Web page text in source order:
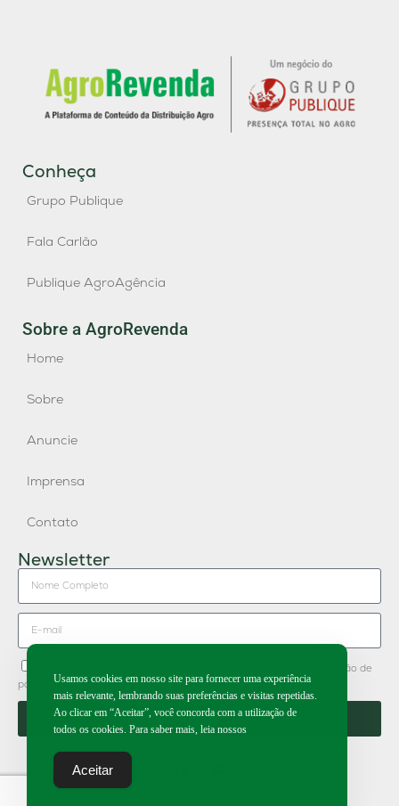
Conheça
Grupo Publique
Fala Carlão
Publique AgroAgência
Sobre a AgroRevenda
Home
Sobre
Anuncie
Imprensa
Contato
Newsletter
Concordo em receber newsletter do Grupo Publique e divulgação de
parceiros.
Enviar
Usamos cookies em nosso site para fornecer uma experiência
mais relevante, lembrando suas preferências e visitas repetidas.
Ao clicar em “Aceitar”, você concorda com a utilização de
todos os cookies. Para saber mais, leia nossos
Aceitar